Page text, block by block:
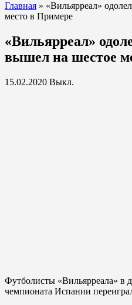
Главная » «Вильярреал»
место в Примере
«Вильярреал»
вышел на шестое
15.02.2020 Выкл.
Футболисты «Вильярреала» в
чемпионата Испании